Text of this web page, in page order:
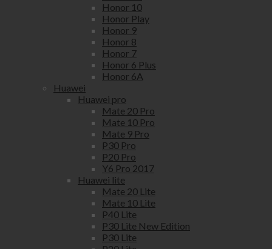
Honor 10
Honor Play
Honor 9
Honor 8
Honor 7
Honor 6 Plus
Honor 6A
Huawei
Huawei pro
Mate 20 Pro
Mate 10 Pro
Mate 9 Pro
P30 Pro
P20 Pro
Y6 Pro 2017
Huawei lite
Mate 20 Lite
Mate 10 Lite
P40 Lite
P30 Lite New Edition
P30 Lite